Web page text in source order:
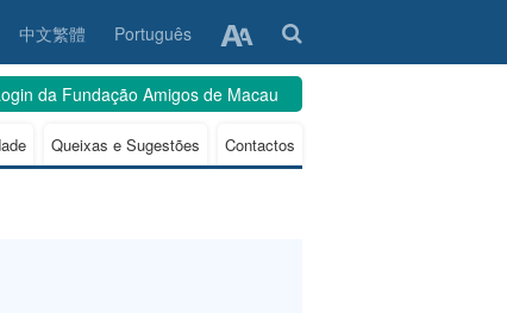
中文繁體 Português
da Fundação Amigos de Macau
Queixas e Sugestões Contactos